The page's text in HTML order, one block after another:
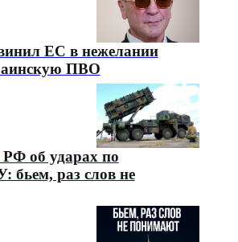
ЕС в нежелании
ПВО
об ударах по
бьем, раз слов не